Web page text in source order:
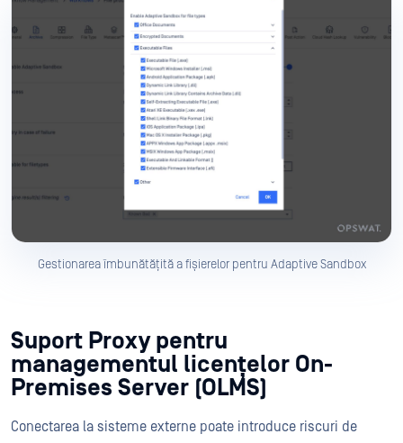
Gestionarea îmbunătățită a fișierelor pentru Adaptive Sandbox
Suport Proxy pentru
managementul licențelor On-
Premises Server (OLMS)
Conectarea la sisteme externe poate introduce riscuri de